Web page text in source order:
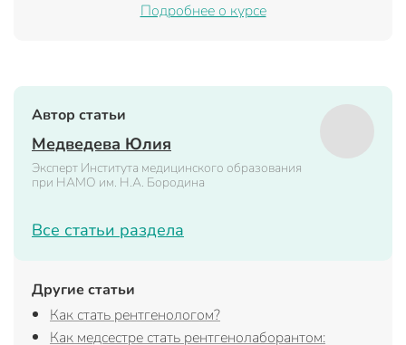
Подробнее о курсе
Автор статьи
Медведева Юлия
Эксперт Института медицинского образования
при НАМО им. Н.А. Бородина
Все статьи раздела
Другие статьи
Как стать рентгенологом?
Как медсестре стать рентгенолаборантом: